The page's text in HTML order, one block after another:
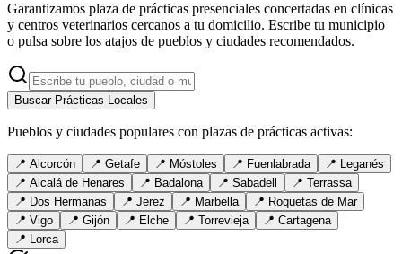
Garantizamos plaza de prácticas presenciales concertadas en clínicas
y centros veterinarios cercanos a tu domicilio. Escribe tu municipio
o pulsa sobre los atajos de pueblos y ciudades recomendados.
Buscar Prácticas Locales
Pueblos y ciudades populares con plazas de prácticas activas:
📍 Alcorcón 📍 Getafe 📍 Móstoles 📍 Fuenlabrada 📍 Leganés
📍 Alcalá de Henares 📍 Badalona 📍 Sabadell 📍 Terrassa
📍 Dos Hermanas 📍 Jerez 📍 Marbella 📍 Roquetas de Mar
📍 Vigo 📍 Gijón 📍 Elche 📍 Torrevieja 📍 Cartagena
📍 Lorca